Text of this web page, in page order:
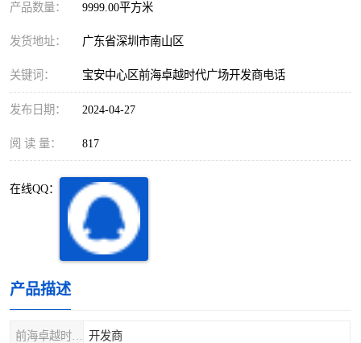
产品数量： 9999.00平方米
发货地址： 广东省深圳市南山区
关键词： 宝安中心区前海卓越时代广场开发商电话
发布日期： 2024-04-27
阅 读 量： 817
在线QQ：
产品描述
开发商
南头 高新园
深圳超级总部基地
龙岗区
宝安西乡
光明区